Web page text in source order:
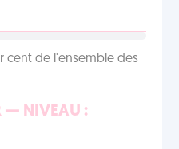
cent de l'ensemble des
— NIVEAU :